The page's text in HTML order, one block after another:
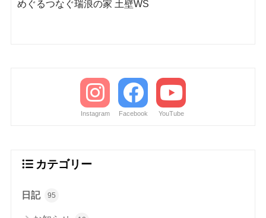
めぐるつなぐ瑞浪の家 土壁WS
Instagram Facebook YouTube
カテゴリー
日記 95